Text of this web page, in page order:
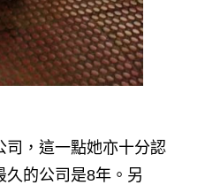
司，這一點她亦十分認
久的公司是8年。另